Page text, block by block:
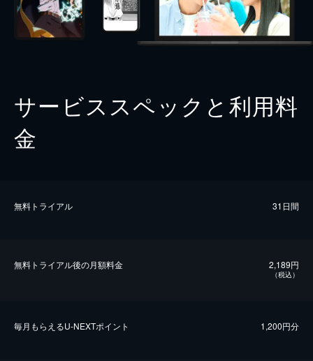
サービススペックと利用料
金
無料トライアル 31日間
無料トライアル後の⽉額料金 2,189円
（税込）
毎⽉もらえるU-NEXTポイント 1,200円分